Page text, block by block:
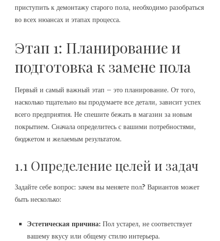
приступить к демонтажу старого пола, необходимо разобраться
во всех нюансах и этапах процесса.
Этап 1: Планирование и
подготовка к замене пола
Первый и самый важный этап – это планирование. От того,
насколько тщательно вы продумаете все детали, зависит успех
всего предприятия. Не спешите бежать в магазин за новым
покрытием. Сначала определитесь с вашими потребностями,
бюджетом и желаемым результатом.
1.1 Определение целей и задач
Задайте себе вопрос: зачем вы меняете пол? Вариантов может
быть несколько:
Эстетическая причина: Пол устарел, не соответствует
вашему вкусу или общему стилю интерьера.